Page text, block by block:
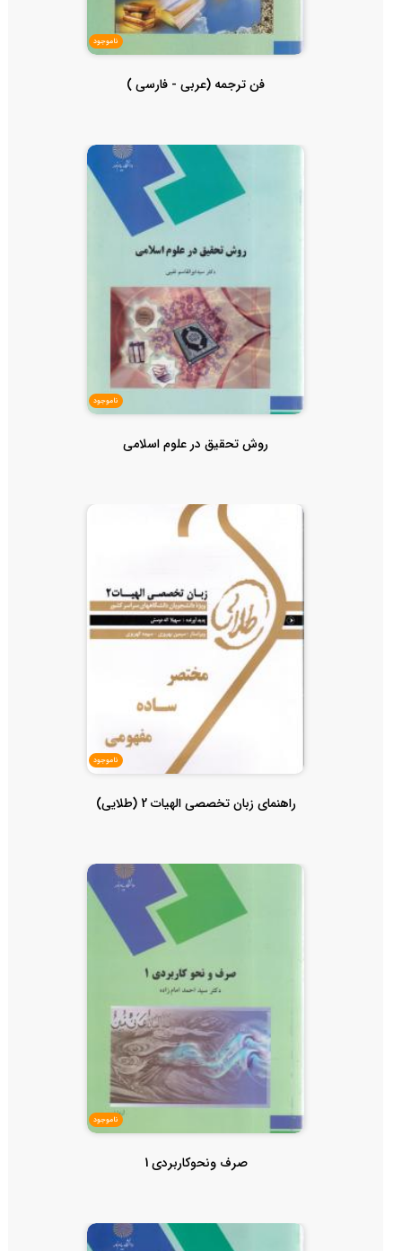
ناموجود
فن ترجمه (عربی - فارسی )
ناموجود
روش تحقیق در علوم اسلامی
ناموجود
راهنمای زبان تخصصی الهیات 2 (طلایی)
ناموجود
صرف ونحوکاربردی 1